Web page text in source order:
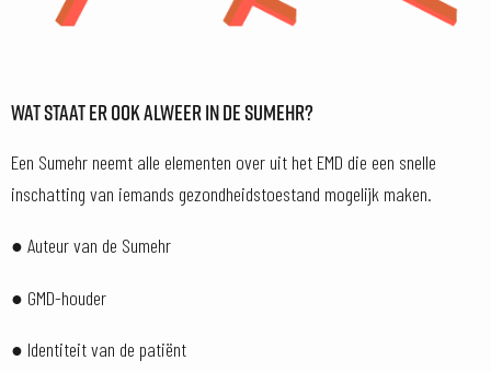
WAT STAAT ER OOK ALWEER IN DE SUMEHR?
Een Sumehr neemt alle elementen over uit het EMD die een snelle
inschatting van iemands gezondheidstoestand mogelijk maken.
● Auteur van de Sumehr
● GMD-houder
● Identiteit van de patiënt